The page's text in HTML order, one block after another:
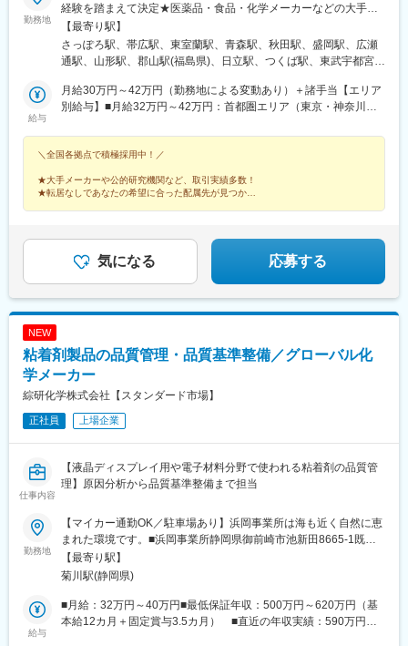
勤務地
経験を踏まえて決定★医薬品・食品・化学メーカーなどの大手企
業・地元優良企業や、有名大学、公的研究機関のラボで、ご希望
とご経験を踏まえ、ご活躍いただきます。◆あなたのご希望の職
種、勤務地などをお伺いして配属先を選定します。◆現住所、も
先＞北海道・東北・首都圏・北関東・東海・北信越・関西・中
国・四国・九州の各都道府県※受動喫煙対策：屋内禁煙※自動車通
【最寄り駅】
さっぽろ駅、帯広駅、東室蘭駅、青森駅、秋田駅、盛岡駅、広瀬
通駅、山形駅、郡山駅(福島県)、日立駅、つくば駅、東武宇都宮
成千葉駅、五井駅、根津駅、立川北駅、大手町駅(東京都)、町田
駅、京急川崎駅、桜木町駅、平塚駅、新潟駅、春日山駅、松本
多半田駅、新川駅(愛知県)、名古屋駅、あすなろう四日市駅、彦根
駅、草津駅(滋賀県)、烏丸駅、近鉄奈良駅、茨木駅、千里中央駅
(大阪モノレール)、大阪駅、堺東駅、和歌山駅、三田駅(兵庫県)、
三宮・花時計前駅、西神中央駅、明石駅、加古川駅、姫路駅、播
駅、徳山駅、宇部新川駅、堀詰駅、徳島駅、片原町駅(香川県)、新
居浜駅、大街道駅、小倉駅(福岡県)、天神駅、大分駅、桜町駅(長
崎県)、熊本城・市役所前駅、宮崎駅、鹿児島中央駅前駅、県庁前
四条駅(京都市営)、奈良駅、千里中央駅(北大阪急行)、西梅田駅、
旧居留地・大丸前駅、山陽明石駅、山陽姫路駅、田町駅(岡山県)、
胡町駅、眉山ロープウェイ山麓駅、瓦町駅、長者ケ平駅、平和通
駅、西鉄福岡駅、めがね橋駅、花畑町駅、高見橋駅、旭橋駅、大
通駅、仙台駅、千葉中央駅、立川南駅、二重橋前駅、電鉄富山
貿易センター駅、西新町駅、手柄駅、新西大寺町筋駅、立町駅、
高松築港駅、東雲口駅、天神南駅、市役所駅(長崎県)、通町筋駅、
給与
月給30万円～42万円（勤務地による変動あり）＋諸手当【エリア
別給与】■月給32万円～42万円：首都圏エリア（東京・神奈川・
リア（大阪府・京都府・兵庫・奈良・滋賀・和歌山）■月給31万
円～41万円：北関東エリア（茨城・群馬・栃木）、北信越エリア
円：北海道・東北エリア（北海道・青森・秋田・岩手・宮城・山
本・大分・佐賀・宮崎・鹿児島・沖縄）※ご経験・能力などを考慮
の上、決定いたします。
＼全国各拠点で積極採用中！／
★大手メーカーや公的研究機関など、取引実績多数！
★転居なしであなたの希望に合った配属先が見つかる
気になる 応募する
NEW
粘着剤製品の品質管理・品質基準整備／グローバル化
学メーカー
綜研化学株式会社【スタンダード市場】
正社員 上場企業
仕事内容
【液晶ディスプレイ用や電子材料分野で使われる粘着剤の品質管
理】原因分析から品質基準整備まで担当
勤務地
【マイカー通勤OK／駐車場あり】浜岡事業所は海も近く自然に恵
まれた環境です。■浜岡事業所静岡県御前崎市池新田8665-1既存
社員は、御前崎、掛川、菊川、牧之原エリアなど幅広い地域から
通勤しています。受動喫煙対策：屋内全面禁煙
【最寄り駅】
菊川駅(静岡県)
給与
■月給：32万円～40万円■最低保証年収：500万円～620万円（基
本給12カ月＋固定賞与3.5カ月） ■直近の年収実績：590万円～